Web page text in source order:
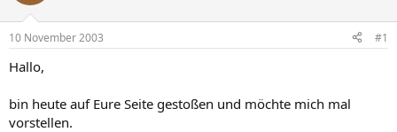
e
r
l
t
10 November 2003 #1
Hallo,
bin heute auf Eure Seite gestoßen und möchte mich mal
vorstellen.